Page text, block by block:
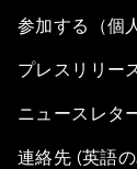
参加する（個
プレスリリー
ニュースレタ
連絡先 (英語